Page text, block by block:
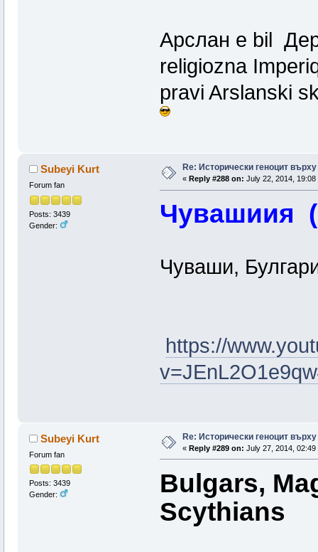
Арслан e bil
religiozna
pravi Arslanski
Subeyi Kurt
Forum fan
Posts: 3439
Gender:
Re: Исторически геноцит
« Reply #288 on: July 22, 2014, 19:08
Чувашиия
Чуваши,
https://
Subeyi Kurt
Forum fan
Posts: 3439
Gender:
Re: Исторически геноцит
« Reply #289 on: July 27, 2014, 02:49
Bulgars,
Scythians